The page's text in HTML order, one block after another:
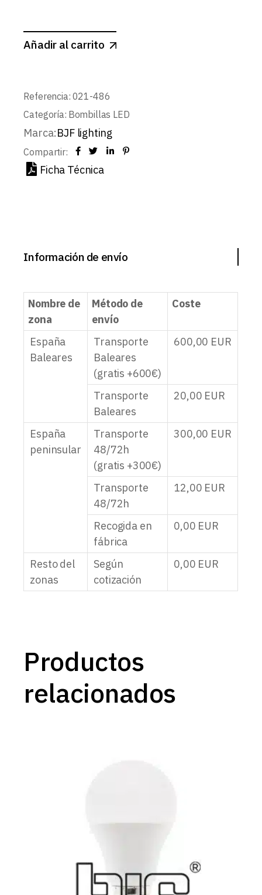
Añadir al carrito
Referencia: 021-486
Categoría: Bombillas LED
Marca:BJF lighting
Compartir:
Ficha Técnica
Información de envío
Nombre de
zona
Método de
envío
Coste
España
Baleares
Transporte
Baleares
(gratis +600€)
600,00 EUR
Transporte
Baleares
20,00 EUR
España
peninsular
Transporte
48/72h
(gratis +300€)
300,00 EUR
Transporte
48/72h
12,00 EUR
Recogida en
fábrica
0,00 EUR
Resto del
zonas
Según
cotización
0,00 EUR
Productos
relacionados